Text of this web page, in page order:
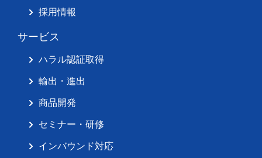
採用情報
サービス
ハラル認証取得
輸出・進出
商品開発
セミナー・研修
インバウンド対応